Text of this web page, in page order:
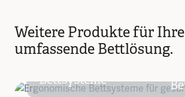
Weitere Produkte für Ihre
umfassende Bettlösung.
Bettsysteme